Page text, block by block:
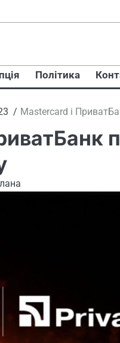
Політика
Mastercard і